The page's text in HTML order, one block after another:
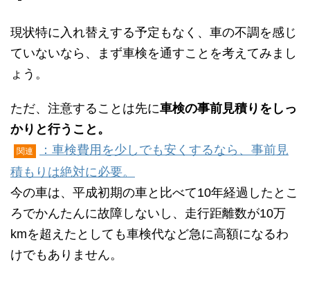
現状特に入れ替えする予定もなく、車の不調を感じ
ていないなら、まず車検を通すことを考えてみまし
ょう。
ただ、注意することは先に車検の事前見積りをしっ
かりと行うこと。
関連
：車検費用を少しでも安くするなら、事前見
積もりは絶対に必要。
今の車は、平成初期の車と比べて10年経過したとこ
ろでかんたんに故障しないし、走行距離数が10万
kmを超えたとしても車検代など急に高額になるわ
けでもありません。